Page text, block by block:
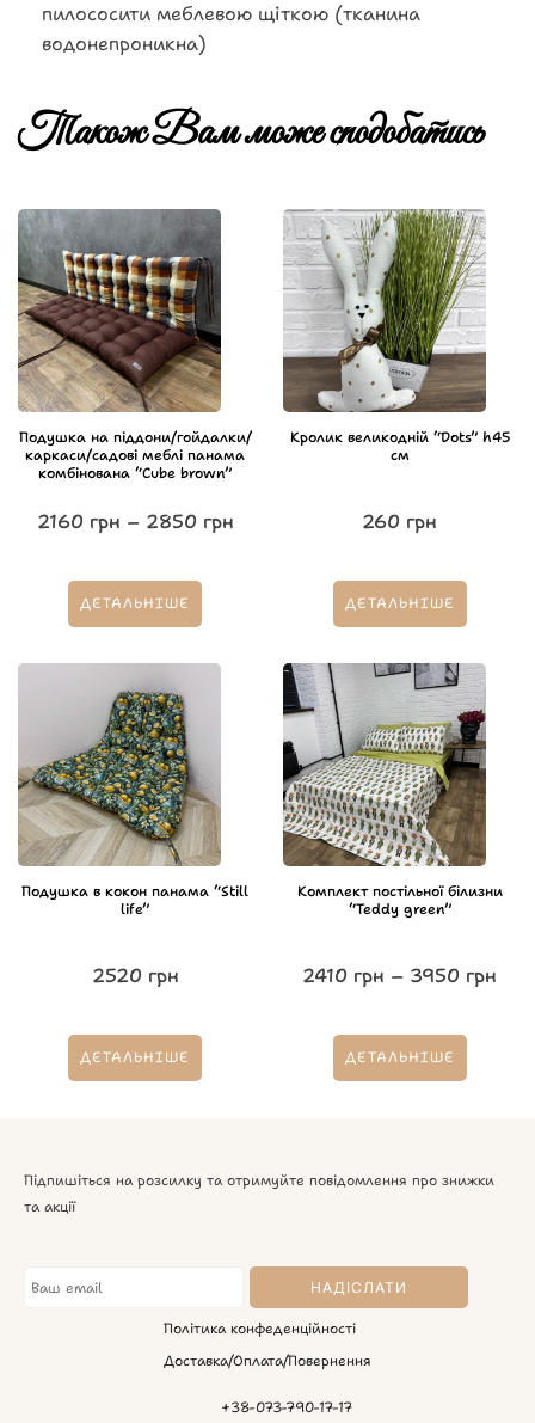
пилососити меблевою щіткою (тканина
водонепроникна)
Також Вам може сподобатись
Подушка на піддони/гойдалки/
каркаси/садові меблі панама
комбінована “Cube brown”
2160 грн – 2850 грн
ДЕТАЛЬНІШЕ
Кролик великодній “Dots” h45
см
260 грн
ДЕТАЛЬНІШЕ
Подушка в кокон панама “Still
life”
2520 грн
ДЕТАЛЬНІШЕ
Комплект постільної білизни
“Teddy green”
2410 грн – 3950 грн
ДЕТАЛЬНІШЕ
Підпишіться на розсилку та отримуйте повідомлення про знижки
та акції
Політика конфеденційності
Доставка/Оплата/Повернення
+38-073-790-17-17